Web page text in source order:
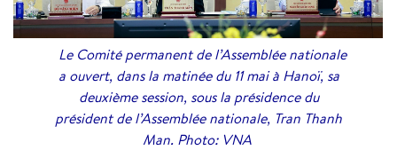
Le Comité permanent de l’Assemblée nationale
a ouvert, dans la matinée du 11 mai à Hanoï, sa
deuxième session, sous la présidence du
président de l’Assemblée nationale, Tran Thanh
Man. Photo: VNA